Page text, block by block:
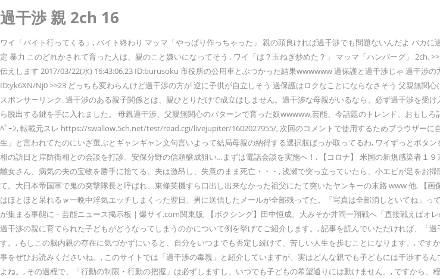
過干渉 親 2ch 16
ワイ「バイト行ってくる」, バイト終わり マッマ「やっぱり作っちゃった」 親の頭良ければ過干渉でも問題ないんだよ バカ
定 暴力 このどれかされて育った人は、親のこと嫌いになってそう . ワイ「は？玉ねぎ炒めた？」 マッマ「ハンバーグ」 2ch.
伝えします 2017/03/22(水) 16:43:06.23 ID:burusoku 市役所の公用車とぶつかった結果wwwwww 過保護と過干渉じゃ 過干渉
ID:yk6XN/Nj0 >>23 どっちも変わらんけど過干渉の方が 逆に子供が自立しそう 過保護はロクなことにならなさそう 父親無
スポンサーリンク. 過干渉のある親子関係とは、親ひとりだけで成立はしません。過干渉な母親がいるなら、必ず過干渉を
ら脱出する鍵を手に入れました。 母親過干渉、父親無関心のパターンで育った奴wwwww,芸能、今話題のトレンド、おもし
ﾊﾟｰﾝ, 転載元スレ https://swallow.5ch.net/test/read.cgi/livejupiter/1602027955/, 次回のコメントで使用するためブラウザー
生」と言われてたのにいざ選ぶとギャンギャン文句言いよって結局母親の納得する選択肢ばっか取ってるわ, ワイずっとボタ
相の訪日と岸防衛相との会談を打診、安保分野の信頼醸成狙い…まずは電話会談を実施へ！, 【コロナ】 米国の新規感染者１
離女さん、病気の夫の宝物を勝手に捨てる。夫は激昂し、失意のまま死亡・・・, 浅瀬で突っ立っていたら、小エビが足を
て。大日本帝国軍で鬼の突撃隊長と呼ばれ、東條英機すら口出し出来なかった祖父にたて突いたヤンキーの末路 www 他, 【
はほとほと呆れるｗ一晩中浮気エッチしまくった翌日、男に送信したメールが全部残ってた。「写真は全部消しといてね」
が集まる事態に – 芸能ニュース掲示板｜爆サイ.com関東版, 【ボクシング】田中恒成、大みそか井岡一翔戦へ「直接戦えば
過干渉の親に育てられた子どもがどうなってしまうのかについて例を挙げてご紹介します。, 記事を読んでいただければ、「
す。, もしこの脳内親の存在に気づかずにいると、自分をいつまでも否定し続けて、苦しい人生を歩むことになります。, で
事をぜひお読みくださいね。, このサイトでは「過干渉の毒親」と紹介していますが、実はどんな親でも子どもには干渉する
よね。, その過程で、「行動の制限・行動の把握」は必ずしますし、いつでも子どもの希望通りには動けません。, ですから